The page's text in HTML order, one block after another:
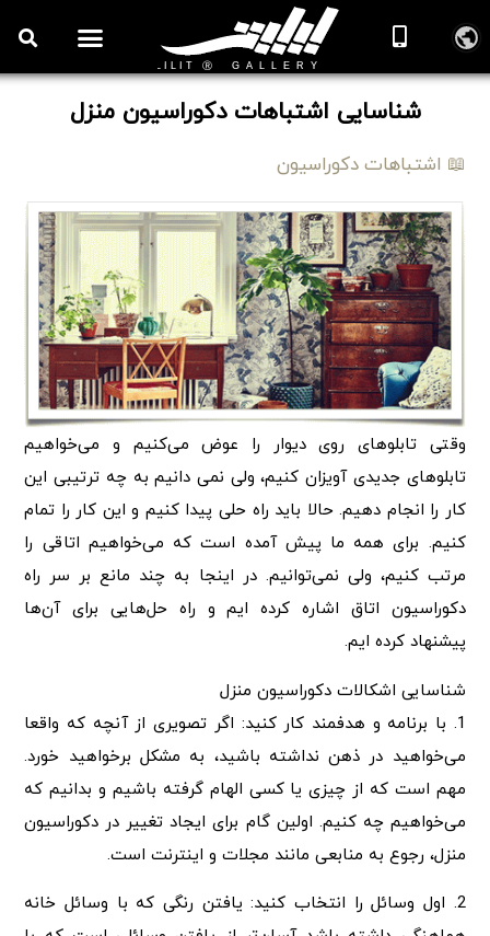
شناسایی اشتباهات دکوراسیون منزل
📖 اشتباهات دکوراسیون
وقتی تابلوهای روی دیوار را عوض می‌کنیم و می‌خواهیم
تابلوهای جدیدی آویزان کنیم، ولی نمی دانیم به چه ترتیبی این
کار را انجام دهیم. حالا باید راه حلی پیدا کنیم و این کار را تمام
کنیم. برای همه ما پیش آمده است که می‌خواهیم اتاقی را
مرتب کنیم، ولی نمی‌توانیم. در اینجا به چند مانع بر سر راه
دکوراسیون اتاق اشاره کرده ایم و راه حل‌هایی برای آن‌ها
پیشنهاد کرده ایم.
شناسایی اشکالات دکوراسیون منزل
1. با برنامه و هدفمند کار کنید: اگر تصویری از آنچه که واقعا
می‌خواهید در ذهن نداشته باشید، به مشکل برخواهید خورد.
مهم است که از چیزی یا کسی الهام گرفته باشیم و بدانیم که
می‌خواهیم چه کنیم. اولین گام برای ایجاد تغییر در دکوراسیون
منزل، رجوع به منابعی مانند مجلات و اینترنت است.
2. اول وسائل را انتخاب کنید: یافتن رنگی که با وسائل خانه